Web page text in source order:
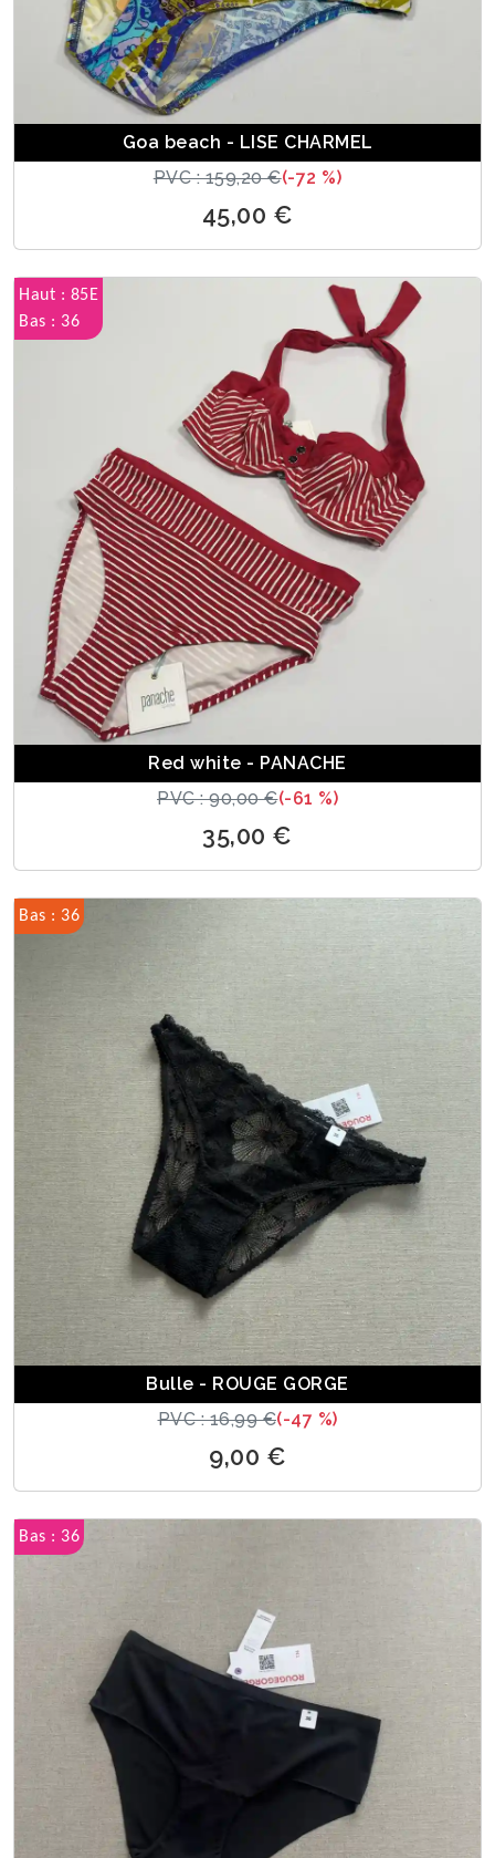
Goa beach - LISE CHARMEL
PVC : 159,20 €(-72 %)
45,00 €
Haut : 85E
Bas : 36
Red white - PANACHE
PVC : 90,00 €(-61 %)
35,00 €
Bas : 36
Bulle - ROUGE GORGE
PVC : 16,99 €(-47 %)
9,00 €
Bas : 36